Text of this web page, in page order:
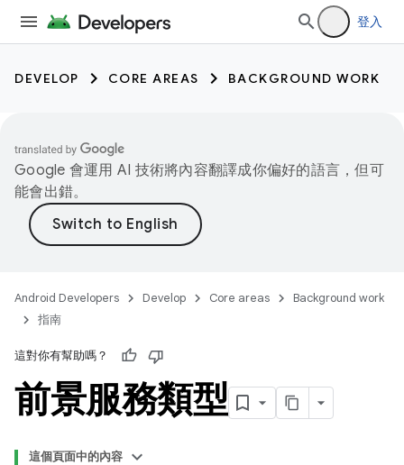
登入
DEVELOP CORE AREAS BACKGROUND WORK
Google 會運用 AI 技術將內容翻譯成你偏好的語言，但可
能會出錯。
Android Developers Develop Core areas
Background work
指南
這對你有幫助嗎？
前景服務類型
這個頁面中的內容